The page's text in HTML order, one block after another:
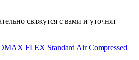
свяжутся с вами и уточнят